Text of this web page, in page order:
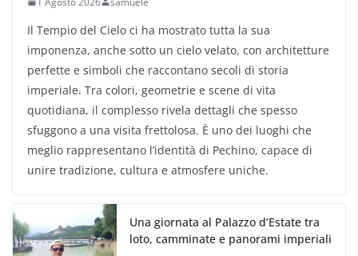
Il Tempio del Cielo ci ha mostrato tutta la sua
imponenza, anche sotto un cielo velato, con architetture
perfette e simboli che raccontano secoli di storia
imperiale. Tra colori, geometrie e scene di vita
quotidiana, il complesso rivela dettagli che spesso
sfuggono a una visita frettolosa. È uno dei luoghi che
meglio rappresentano l’identità di Pechino, capace di
unire tradizione, cultura e atmosfere uniche.
Una giornata al Palazzo d’Estate tra
loto, camminate e panorami imperiali